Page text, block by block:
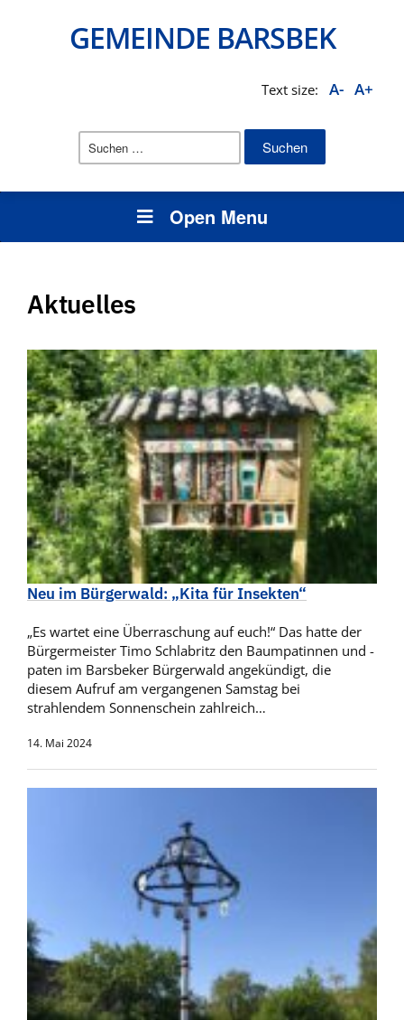
GEMEINDE BARSBEK
Text size: A- A+
Suchen
Open Menu
Aktuelles
Neu im Bürgerwald: „Kita für Insekten“
„Es wartet eine Überraschung auf euch!“ Das hatte der
Bürgermeister Timo Schlabritz den Baumpatinnen und -
paten im Barsbeker Bürgerwald angekündigt, die
diesem Aufruf am vergangenen Samstag bei
strahlendem Sonnenschein zahlreich…
14. Mai 2024